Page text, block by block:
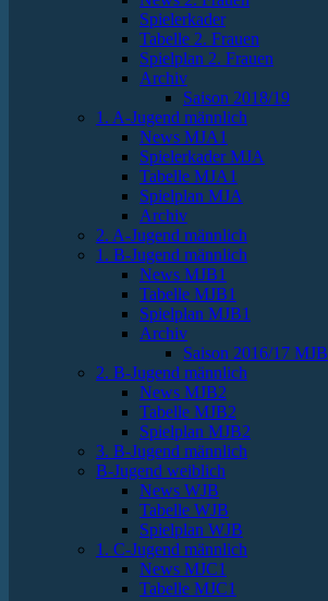
Spielerkader
Tabelle 2. Frauen
Spielplan 2. Frauen
Archiv
Saison 2018/19
1. A-Jugend männlich
News MJA1
Spielerkader MJA
Tabelle MJA1
Spielplan MJA
Archiv
2. A-Jugend männlich
1. B-Jugend männlich
News MJB1
Tabelle MJB1
Spielplan MJB1
Archiv
Saison 2016/17 MJB
2. B-Jugend männlich
News MJB2
Tabelle MJB2
Spielplan MJB2
3. B-Jugend männlich
B-Jugend weiblich
News WJB
Tabelle WJB
Spielplan WJB
1. C-Jugend männlich
News MJC1
Tabelle MJC1